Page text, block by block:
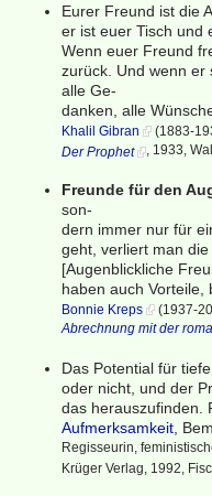
Eurer Freund ist die
er ist euer Tisch und
Wenn euer Freund
zurück. Und wenn
alle Ge-
danken, alle
Khalil Gibran
(1883-
Der Prophet
, 1933,
Freunde für den
son-
dern immer nur für
geht, verliert man
[Augenblickliche
haben auch Vorteile,
Bonnie Kreps (1937-
Abrechnung mit der
Das Potential für
oder nicht, und der
das herauszufinden.
Aufmerksamkeit ,
Regisseurin,
Krüger Verlag, 1992,